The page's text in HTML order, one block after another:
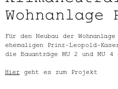
Wohnanlage
Für den Neubau der
ehemaligen Prinz-Leopold-
die Bauanträge MU 2 und MU
Hier geht es zum Projekt